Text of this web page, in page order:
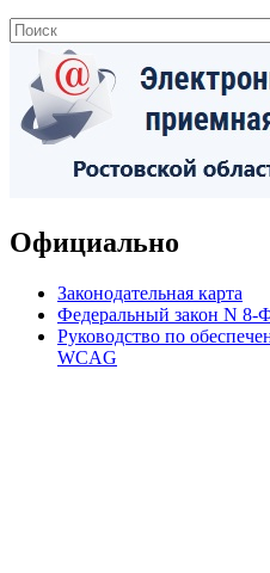
Официально
Законодательная карта
Федеральный закон N 8-
Руководство по
WCAG